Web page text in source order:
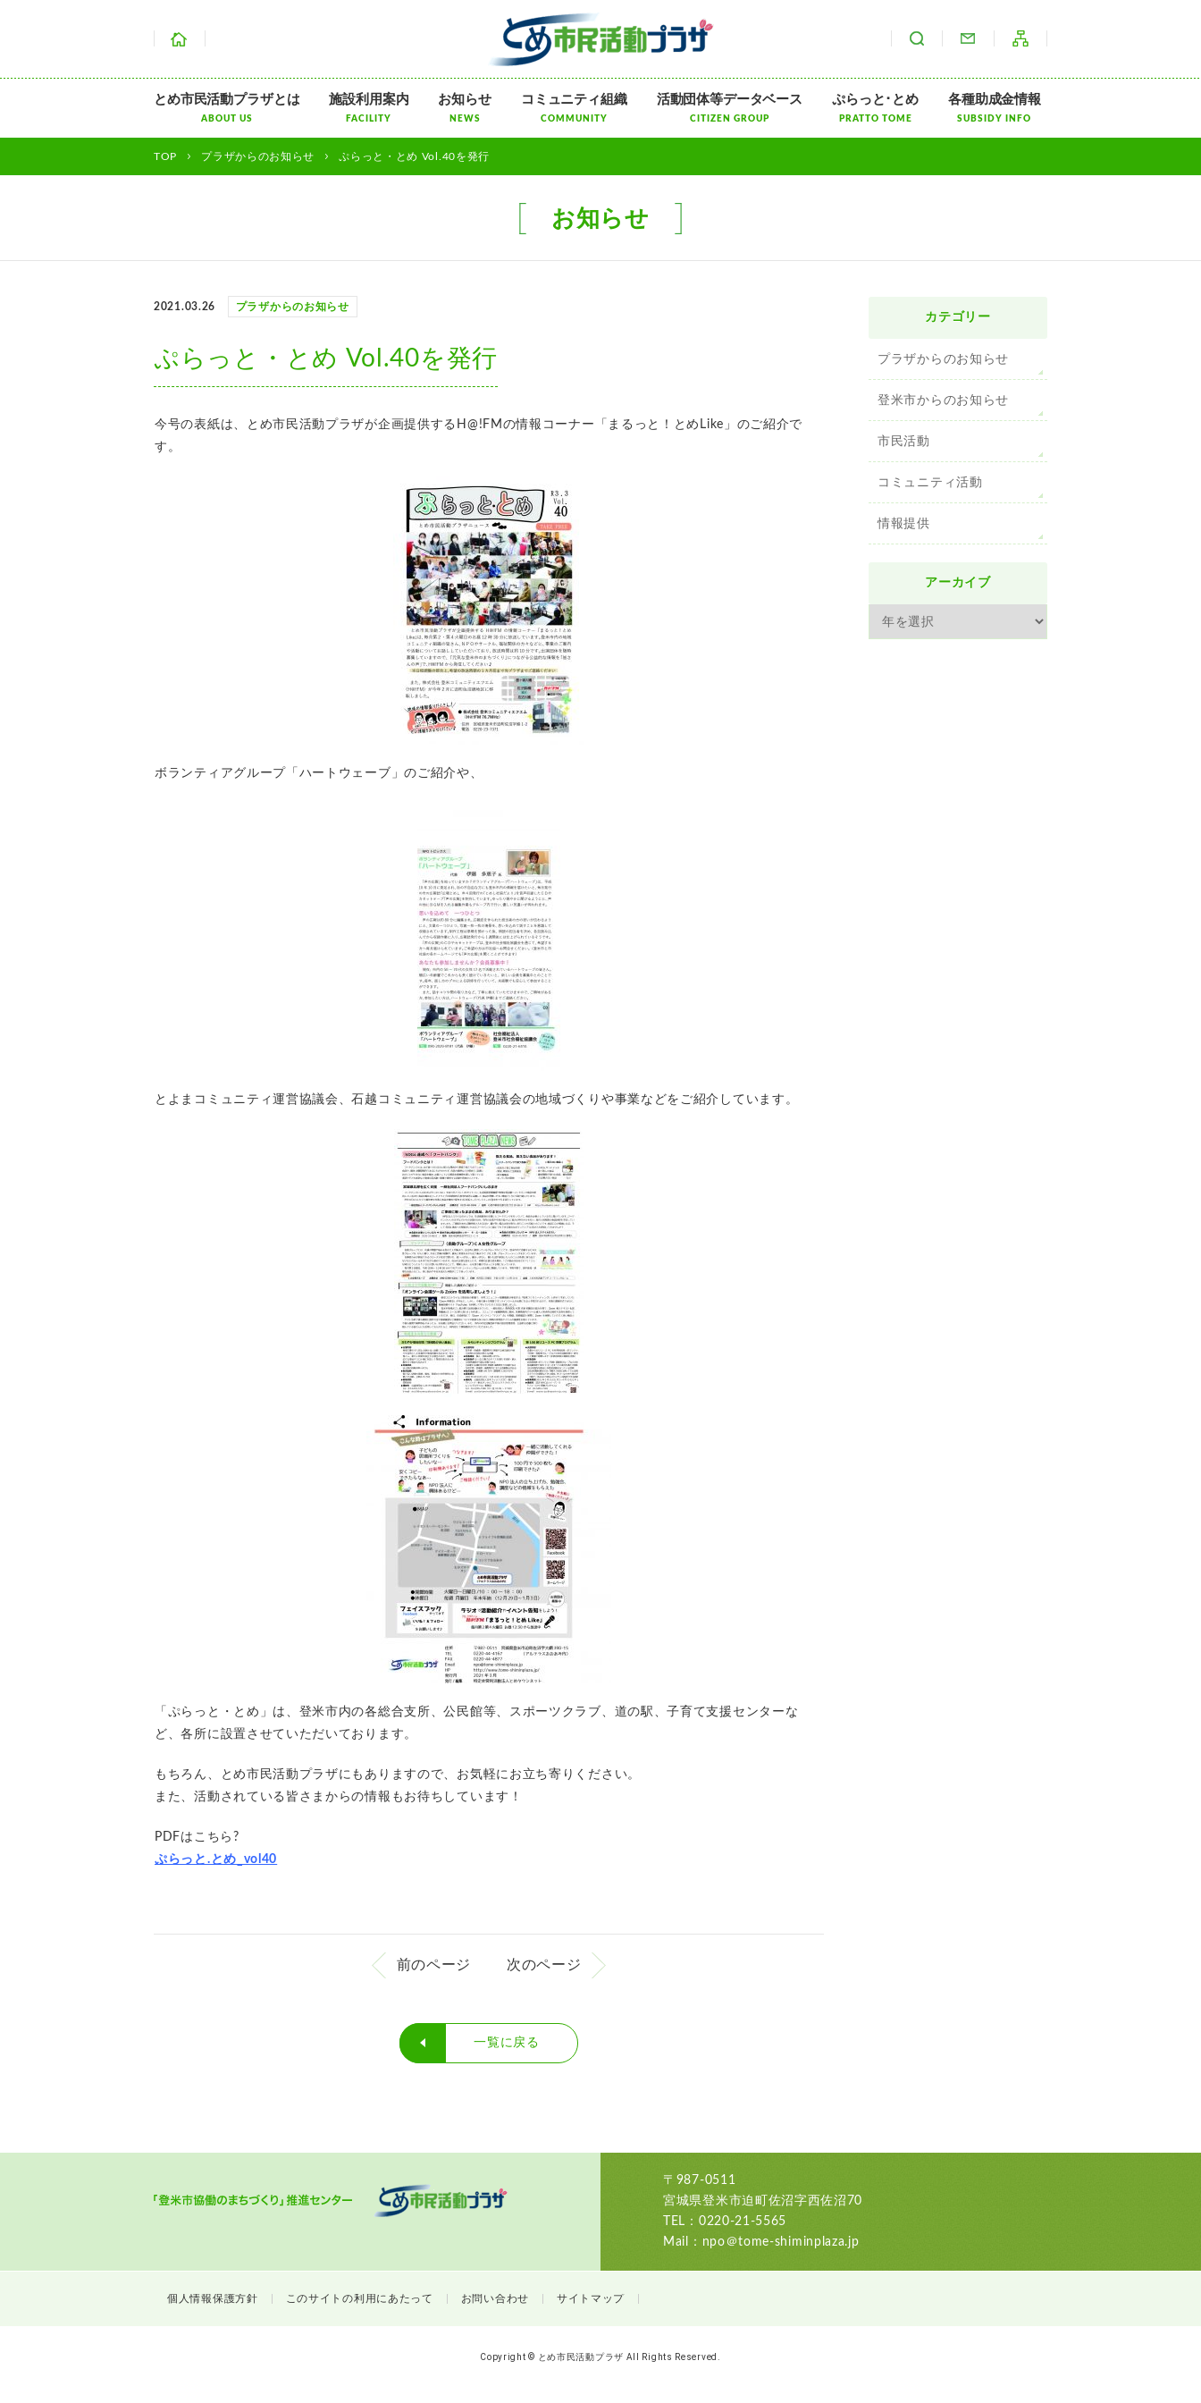
お問い合わせ
サイト内検索
ニ
ば
す
とめ市民活動プラザとは
ABOUT US
施設利用案内
FACILITY
お知らせ
NEWS
コミュニティ組織
COMMUNITY
活動団体等データベース
CITIZEN GROUP
ぷらっと･とめ
PRATTO TOME
各種助成金情報
SUBSIDY INFO
TOP プラザからのお知らせ ぷらっと・とめ Vol.40を発行
お知らせ
2021.03.26 プラザからのお知らせ
ぷらっと・とめ Vol.40を発行
今号の表紙は、とめ市民活動プラザが企画提供するH@!FMの情報コーナー「まるっと！とめLike」のご紹介で
す。
ボランティアグループ「ハートウェーブ」のご紹介や、
とよまコミュニティ運営協議会、石越コミュニティ運営協議会の地域づくりや事業などをご紹介しています。
「ぷらっと・とめ」は、登米市内の各総合支所、公民館等、スポーツクラブ、道の駅、子育て支援センターな
ど、各所に設置させていただいております。
もちろん、とめ市民活動プラザにもありますので、お気軽にお立ち寄りください。
また、活動されている皆さまからの情報もお待ちしています！
PDFはこちら?
ぷらっと.とめ_vol40
前のページ 次のページ
一覧に戻る
カテゴリー
プラザからのお知らせ
登米市からのお知らせ
市民活動
コミュニティ活動
情報提供
アーカイブ
〒987-0511
宮城県登米市迫町佐沼字西佐沼70
TEL：0220-21-5565
Mail：npo＠tome-shiminplaza.jp
個人情報保護方針 このサイトの利用にあたって お問い合わせ サイトマップ
Copyright © とめ市民活動プラザ All Rights Reserved.